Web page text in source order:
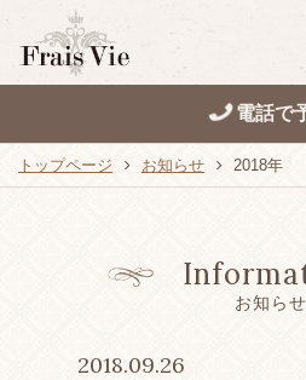
電話で
トップページ お知らせ 2018年
お知らせ
2018.09.26